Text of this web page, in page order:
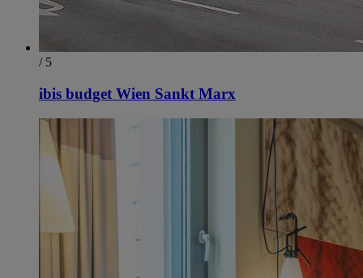
/ 5
ibis budget Wien Sankt Marx